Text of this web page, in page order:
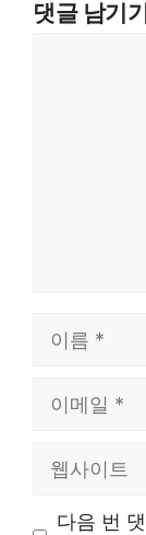
댓글 남기
다음 번